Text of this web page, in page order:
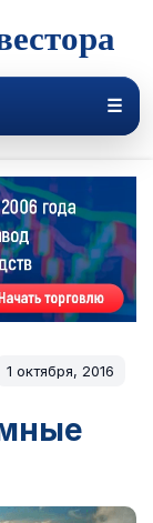
☰
1 октября, 2016